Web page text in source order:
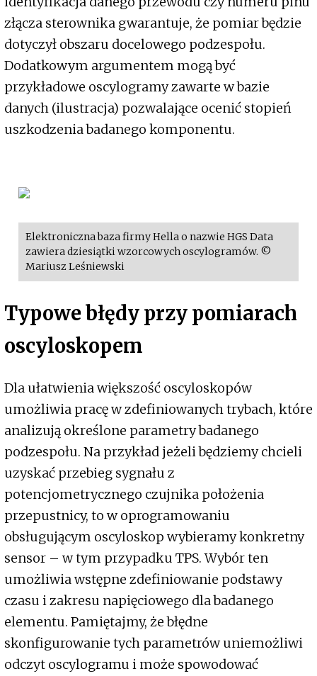
złącza sterownika gwarantuje, że pomiar będzie
dotyczył obszaru docelowego podzespołu.
Dodatkowym argumentem mogą być
przykładowe oscylogramy zawarte w bazie
danych (ilustracja) pozwalające ocenić stopień
uszkodzenia badanego komponentu.
Elektroniczna baza firmy Hella o nazwie HGS Data
zawiera dziesiątki wzorcowych oscylogramów. ©
Mariusz Leśniewski
Typowe błędy przy pomiarach
oscyloskopem
Dla ułatwienia większość oscyloskopów
umożliwia pracę w zdefiniowanych trybach, które
analizują określone parametry badanego
podzespołu. Na przykład jeżeli będziemy chcieli
uzyskać przebieg sygnału z
potencjometrycznego czujnika położenia
przepustnicy, to w oprogramowaniu
obsługującym oscyloskop wybieramy konkretny
sensor – w tym przypadku TPS. Wybór ten
umożliwia wstępne zdefiniowanie podstawy
czasu i zakresu napięciowego dla badanego
elementu. Pamiętajmy, że błędne
skonfigurowanie tych parametrów uniemożliwi
odczyt oscylogramu i może spowodować